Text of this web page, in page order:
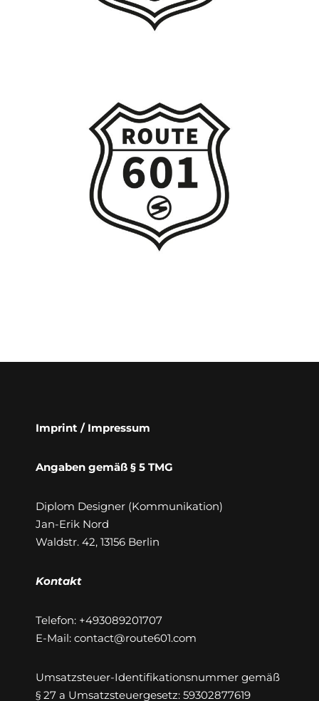
Imprint / Impressum
Angaben gemäß § 5 TMG
Diplom Designer (Kommunikation)
Jan-Erik Nord
Waldstr. 42, 13156 Berlin
Kontakt
Telefon: +493089201707
E-Mail: contact@route601.com
Umsatzsteuer-Identifikationsnummer gemäß
§ 27 a Umsatzsteuergesetz: 59302877619